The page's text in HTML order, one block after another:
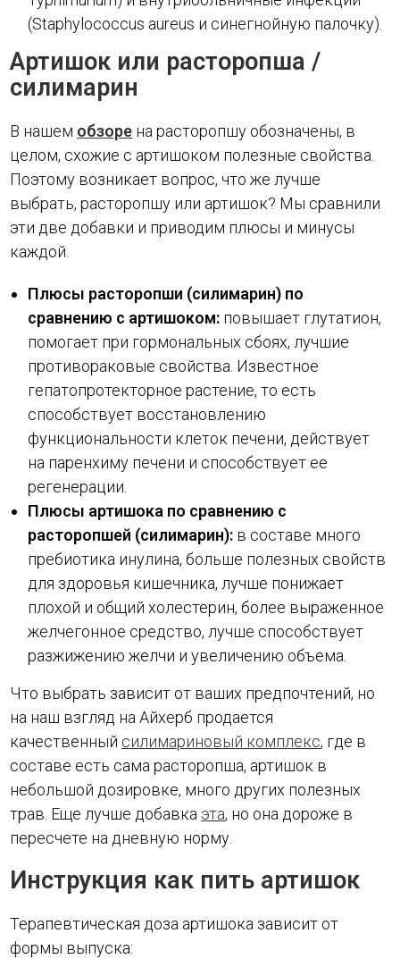
(Staphylococcus aureus и синегнойную палочку).
Артишок или расторопша /
силимарин
В нашем обзоре на расторопшу обозначены, в
целом, схожие с артишоком полезные свойства.
Поэтому возникает вопрос, что же лучше
выбрать, расторопшу или артишок? Мы сравнили
эти две добавки и приводим плюсы и минусы
каждой.
Плюсы расторопши (силимарин) по
сравнению с артишоком: повышает глутатион,
помогает при гормональных сбоях, лучшие
противораковые свойства. Известное
гепатопротекторное растение, то есть
способствует восстановлению
функциональности клеток печени, действует
на паренхиму печени и способствует ее
регенерации.
Плюсы артишока по сравнению с
расторопшей (силимарин): в составе много
пребиотика инулина, больше полезных свойств
для здоровья кишечника, лучше понижает
плохой и общий холестерин, более выраженное
желчегонное средство, лучше способствует
разжижению желчи и увеличению объема.
Что выбрать зависит от ваших предпочтений, но
на наш взгляд на Айхерб продается
качественный силимариновый комплекс, где в
составе есть сама расторопша, артишок в
небольшой дозировке, много других полезных
трав. Еще лучше добавка эта, но она дороже в
пересчете на дневную норму.
Инструкция как пить артишок
Терапевтическая доза артишока зависит от
формы выпуска: